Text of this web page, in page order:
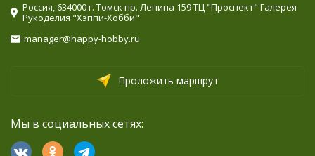
Россия, 634000 г. Томск пр. Ленина 159 ТЦ "Проспект" Галерея
Рукоделия "Хэппи-Хобби"
manager@happy-hobby.ru
Проложить маршрут
Мы в социальных сетях: